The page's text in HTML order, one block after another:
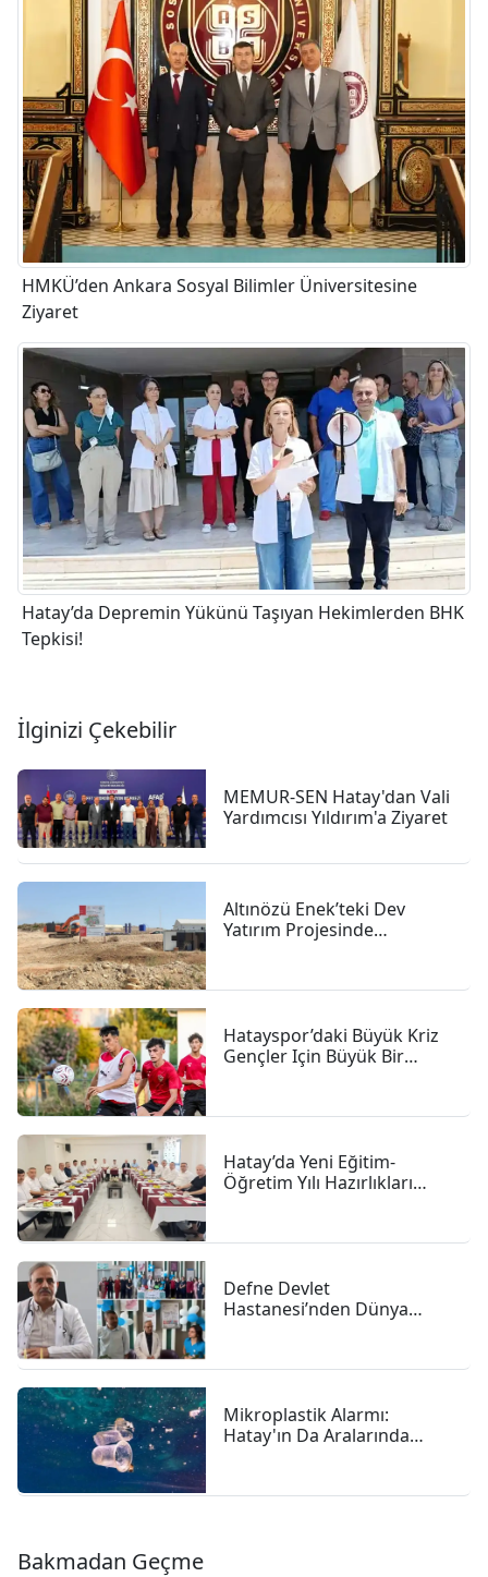
HMKÜ’den Ankara Sosyal Bilimler Üniversitesine
Ziyaret
Hatay’da Depremin Yükünü Taşıyan Hekimlerden BHK
Tepkisi!
İlginizi Çekebilir
MEMUR-SEN Hatay'dan Vali
Yardımcısı Yıldırım'a Ziyaret
Altınözü Enek’teki Dev
Yatırım Projesinde
Hatayspor’daki Büyük Kriz
Gençler Için Büyük Bir
Hatay’da Yeni Eğitim-
Öğretim Yılı Hazırlıkları
Defne Devlet
Hastanesi’nden Dünya
En Güçlü Başlangıç"
Mikroplastik Alarmı:
Hatay'ın Da Aralarında
Bakmadan Geçme